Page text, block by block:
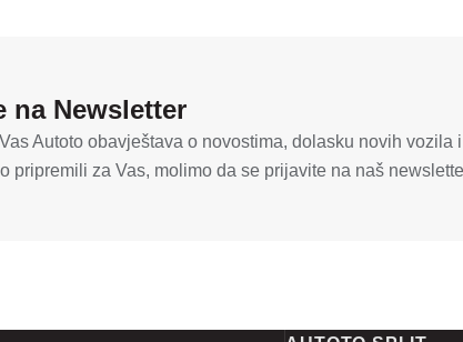
na Newsletter
Autoto obavještava o novostima, dolasku novih vozila i
pripremili za Vas, molimo da se prijavite na naš